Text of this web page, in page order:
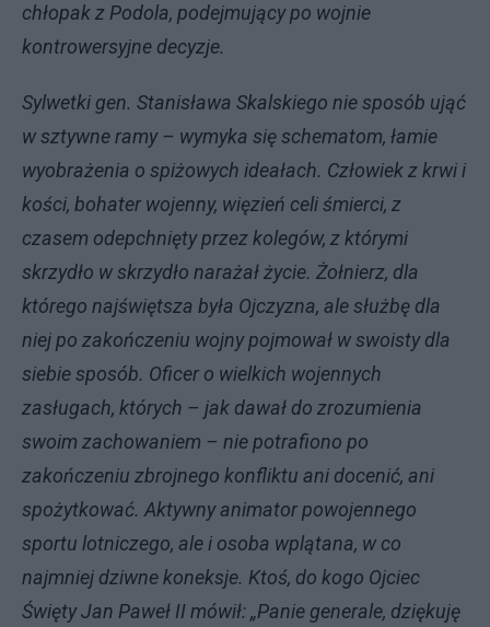
chłopak z Podola, podejmujący po wojnie
kontrowersyjne decyzje.
Sylwetki gen. Stanisława Skalskiego nie sposób ująć
w sztywne ramy – wymyka się schematom, łamie
wyobrażenia o spiżowych ideałach. Człowiek z krwi i
kości, bohater wojenny, więzień celi śmierci, z
czasem odepchnięty przez kolegów, z którymi
skrzydło w skrzydło narażał życie. Żołnierz, dla
którego najświętsza była Ojczyzna, ale służbę dla
niej po zakończeniu wojny pojmował w swoisty dla
siebie sposób. Oficer o wielkich wojennych
zasługach, których – jak dawał do zrozumienia
swoim zachowaniem – nie potrafiono po
zakończeniu zbrojnego konfliktu ani docenić, ani
spożytkować. Aktywny animator powojennego
sportu lotniczego, ale i osoba wplątana, w co
najmniej dziwne koneksje. Ktoś, do kogo Ojciec
Święty Jan Paweł II mówił: „Panie generale, dziękuję